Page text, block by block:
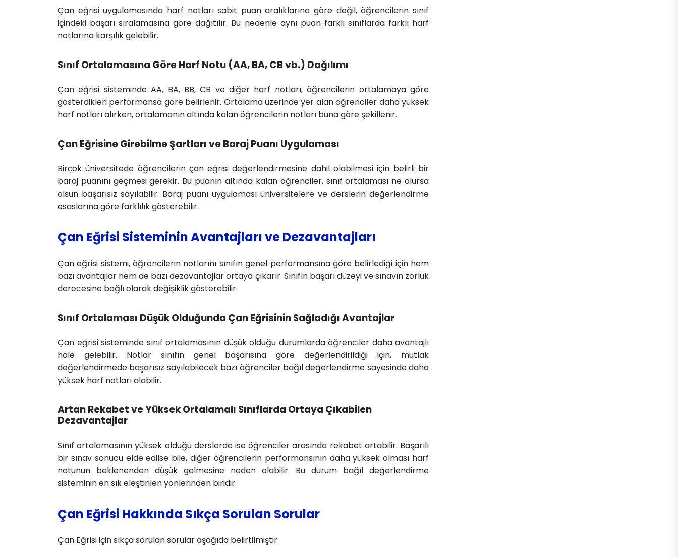
Çan eğrisi uygulamasında harf notları sabit puan aralıklarına göre değil, öğrencilerin sınıf
içindeki başarı sıralamasına göre dağıtılır. Bu nedenle aynı puan farklı sınıflarda farklı harf
notlarına karşılık gelebilir.
Sınıf Ortalamasına Göre Harf Notu (AA, BA, CB vb.) Dağılımı
Çan eğrisi sisteminde AA, BA, BB, CB ve diğer harf notları; öğrencilerin ortalamaya göre
gösterdikleri performansa göre belirlenir. Ortalama üzerinde yer alan öğrenciler daha yüksek
harf notları alırken, ortalamanın altında kalan öğrencilerin notları buna göre şekillenir.
Çan Eğrisine Girebilme Şartları ve Baraj Puanı Uygulaması
Birçok üniversitede öğrencilerin çan eğrisi değerlendirmesine dahil olabilmesi için belirli bir
baraj puanını geçmesi gerekir. Bu puanın altında kalan öğrenciler, sınıf ortalaması ne olursa
olsun başarısız sayılabilir. Baraj puanı uygulaması üniversitelere ve derslerin değerlendirme
esaslarına göre farklılık gösterebilir.
Çan Eğrisi Sisteminin Avantajları ve Dezavantajları
Çan eğrisi sistemi, öğrencilerin notlarını sınıfın genel performansına göre belirlediği için hem
bazı avantajlar hem de bazı dezavantajlar ortaya çıkarır. Sınıfın başarı düzeyi ve sınavın zorluk
derecesine bağlı olarak değişiklik gösterebilir.
Sınıf Ortalaması Düşük Olduğunda Çan Eğrisinin Sağladığı Avantajlar
Çan eğrisi sisteminde sınıf ortalamasının düşük olduğu durumlarda öğrenciler daha avantajlı
hale gelebilir. Notlar sınıfın genel başarısına göre değerlendirildiği için, mutlak
değerlendirmede başarısız sayılabilecek bazı öğrenciler bağıl değerlendirme sayesinde daha
yüksek harf notları alabilir.
Artan Rekabet ve Yüksek Ortalamalı Sınıflarda Ortaya Çıkabilen
Dezavantajlar
Sınıf ortalamasının yüksek olduğu derslerde ise öğrenciler arasında rekabet artabilir. Başarılı
bir sınav sonucu elde edilse bile, diğer öğrencilerin performansının daha yüksek olması harf
notunun beklenenden düşük gelmesine neden olabilir. Bu durum bağıl değerlendirme
sisteminin en sık eleştirilen yönlerinden biridir.
Çan Eğrisi Hakkında Sıkça Sorulan Sorular
Çan Eğrisi için sıkça sorulan sorular aşağıda belirtilmiştir.